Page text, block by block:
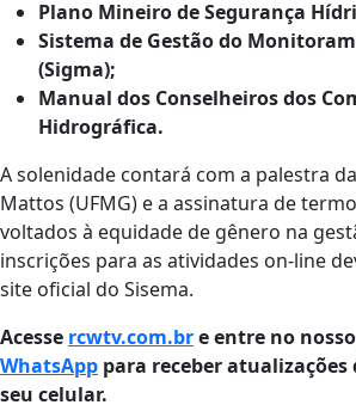
Plano Mineiro de Segurança
Sistema de Gestão do
(Sigma);
Manual dos Conselheiros dos
Hidrográfica.
​A solenidade contará com a palestra
Mattos (UFMG) e a assinatura de
voltados à equidade de gênero na
inscrições para as atividades on-line
site oficial do Sisema.
Acesse rcwtv.com.bre entre no nosso
WhatsApp para receber
seu celular.